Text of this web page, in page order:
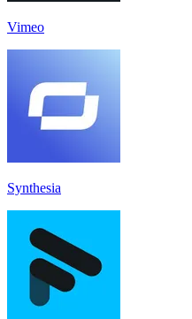
Vimeo
Synthesia